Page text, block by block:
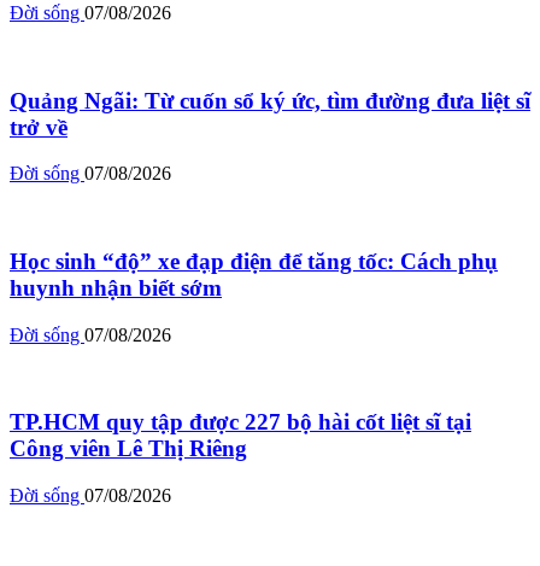
Đời sống 07/08/2026
Quảng Ngãi: Từ cuốn sổ ký ức, tìm đường đưa liệt sĩ
trở về
Đời sống 07/08/2026
Học sinh “độ” xe đạp điện để tăng tốc: Cách phụ
huynh nhận biết sớm
Đời sống 07/08/2026
TP.HCM quy tập được 227 bộ hài cốt liệt sĩ tại
Công viên Lê Thị Riêng
Đời sống 07/08/2026